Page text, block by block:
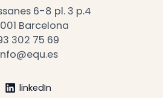
6-8 pl. 3 p.4
Barcelona
302 75 69
linkedIn